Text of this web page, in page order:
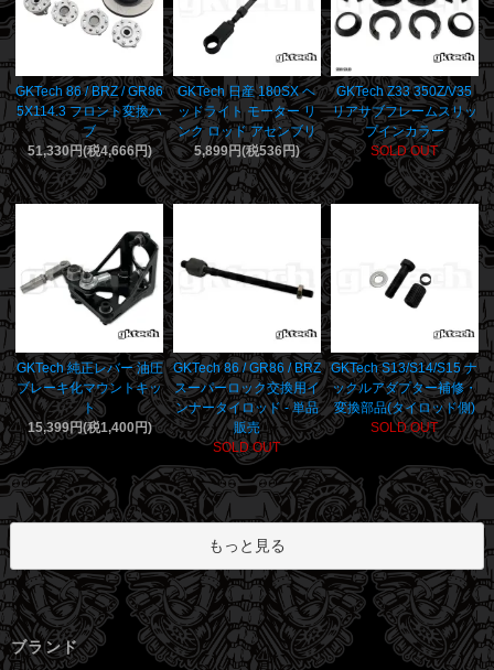
GKTech 86 / BRZ / GR86
5X114.3 フロント変換ハ
ブ
51,330円(税4,666円)
GKTech 日産 180SX ヘ
ッドライト モーター リ
ンク ロッド アセンブリ
5,899円(税536円)
GKTech Z33 350Z/V35
リアサブフレームスリッ
プインカラー
SOLD OUT
GKTech 純正レバー 油圧
ブレーキ化マウントキッ
ト
15,399円(税1,400円)
GKTech 86 / GR86 / BRZ
スーパーロック交換用イ
ンナータイロッド - 単品
販売
SOLD OUT
GKTech S13/S14/S15 ナ
ックルアダプター補修・
変換部品(タイロッド側)
SOLD OUT
もっと見る
ブランド